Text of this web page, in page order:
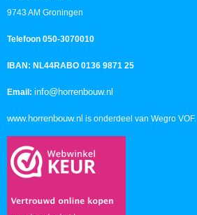
9743 AM Groningen
Telefoon 050-3070010
IBAN: NL44RABO 0136 9871 25
Email: info@horrenbouw.nl
www.horrenbouw.nl is onderdeel van Wegro VOF.